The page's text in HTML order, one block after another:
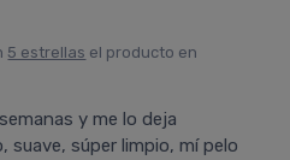
5 estrellas el producto en
y me lo deja
suave, súper limpio, mí pelo